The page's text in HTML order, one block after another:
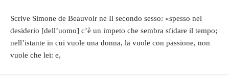
Scrive Simone de Beauvoir ne Il secondo sesso: «spesso nel
desiderio [dell’uomo] c’è un impeto che sembra sfidare il tempo;
nell’istante in cui vuole una donna, la vuole con passione, non
vuole che lei: e,